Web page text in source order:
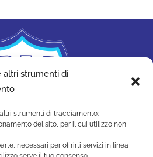
altri strumenti di
strumenti di tracciamento:
del sito, per il cui utilizzo non
necessari per offrirti servizi in linea